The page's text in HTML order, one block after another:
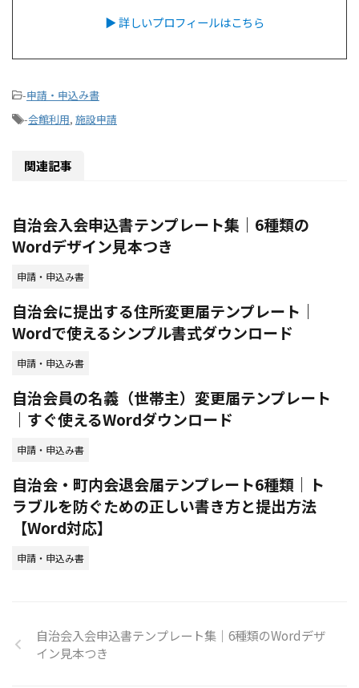
▶ 詳しいプロフィールはこちら
-申請・申込み書
-会館利用, 施設申請
関連記事
自治会入会申込書テンプレート集｜6種類の
Wordデザイン見本つき
申請・申込み書
自治会に提出する住所変更届テンプレート｜
Wordで使えるシンプル書式ダウンロード
申請・申込み書
自治会員の名義（世帯主）変更届テンプレート
｜すぐ使えるWordダウンロード
申請・申込み書
自治会・町内会退会届テンプレート6種類｜ト
ラブルを防ぐための正しい書き方と提出方法
【Word対応】
申請・申込み書
自治会入会申込書テンプレート集｜6種類のWordデザ
イン見本つき